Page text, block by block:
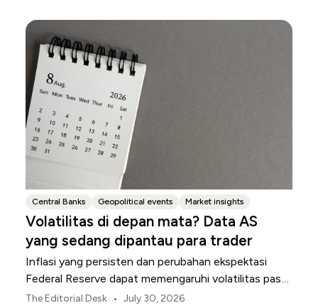
Central Banks Geopolitical events Market insights
Volatilitas di depan mata? Data AS
yang sedang dipantau para trader
Inflasi yang persisten dan perubahan ekspektasi
Federal Reserve dapat memengaruhi volatilitas pasar
AS sepanjang bulan Agustus.
The Editorial Desk • July 30, 2026